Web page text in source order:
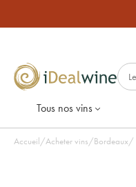
Tous nos vins
Accueil/Acheter vins/Bordeaux/